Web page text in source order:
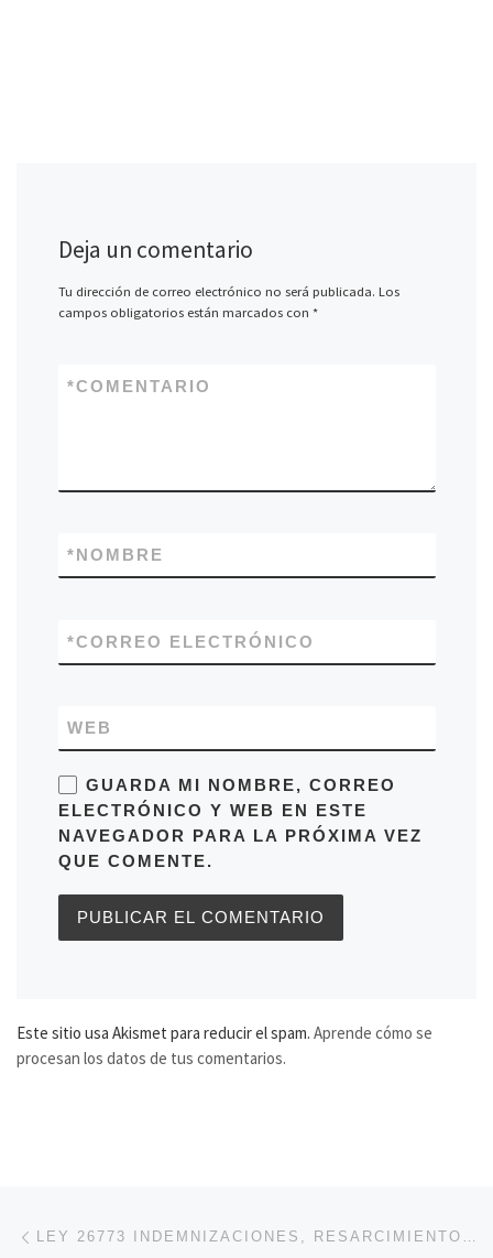
Deja un comentario
Tu dirección de correo electrónico no será publicada. Los
campos obligatorios están marcados con *
COMENTARIO
*
NOMBRE
*
CORREO ELECTRÓNICO
*
WEB
GUARDA MI NOMBRE, CORREO
ELECTRÓNICO Y WEB EN ESTE
NAVEGADOR PARA LA PRÓXIMA VEZ
QUE COMENTE.
Este sitio usa Akismet para reducir el spam. Aprende cómo se
procesan los datos de tus comentarios.
Navegación de entradas LEY 26773 INDEMNIZACIONES, RESARCIMIENTOS , COMPENSACIONES POR ENFERMEDAD O ACCIDENTE LABORAL? NUEVA LEY DE RIESGOS DE TRABAJO. QUE VENTAJAS OFRECE A LOS TRABAJADORES? SE AMPLIARON LAS ENFERMEDADES PROFESIONALES O LABORALES? SE AMPLIO LA INDEMNIZACIÓN?